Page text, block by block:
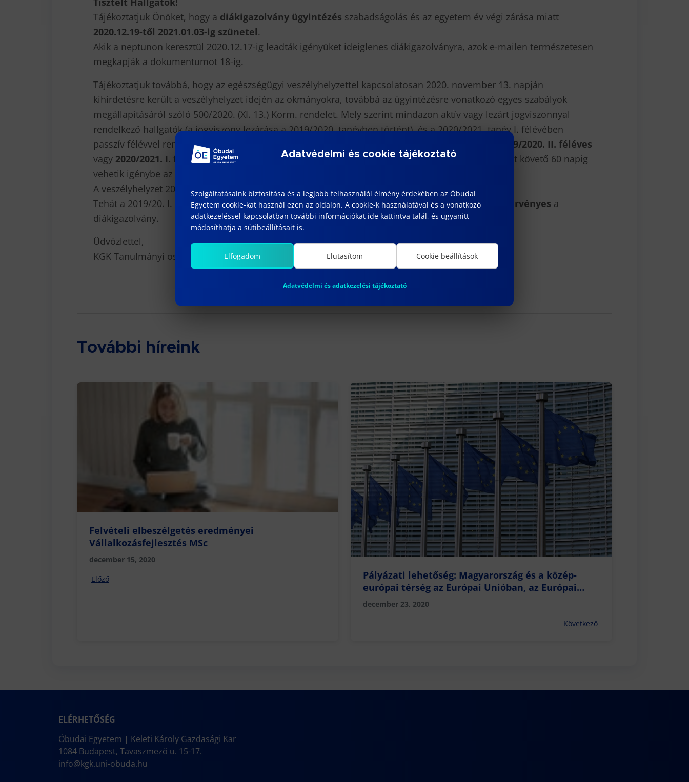
Tájékoztatjuk Önöket, hogy a diákigazolvány ügyintézés szabadságolás és az egyetem év végi zárása miatt
2020.12.19-től 2021.01.03-ig szünetel.
Akik a neptunon keresztül 2020.12.17-ig leadták igényüket ideiglenes diákigazolványra, azok e-mailen természetesen
megkapják a dokumentumot 18-ig.
Tájékoztatjuk továbbá, hogy az egészségügyi veszélyhelyzettel kapcsolatosan 2020. november 13. napján
kihirdetésre került a veszélyhelyzet idején az okmányokra, továbbá az ügyintézésre vonatkozó egyes szabályok
megállapításáról szóló 500/2020. (XI. 13.) Korm. rendelet. Mely szerint mindazon aktív vagy lezárt jogviszonnyal
rendelkező hallgatók (a jogviszony lezárása a 2019/2020. tanévben történt), és a 2020/2021. tanév I. félévében
passzív félévvel rendelkező hallgatók, akinek a diákigazolványára a
2019/2020. II. féléves
vagy 2020/2021. I. félévesérvényesítő matrica került felragasztásra, a veszélyhelyzet megszűnését követő 60 napig
vehetik igénybe az utazási kedvezményeket.
A veszélyhelyzet 2021. február 8-ig került meghosszabbításra.
Tehát a 2019/20. I. és II. féléves, valamint a 2020/2021. I. féléves matricákkal is2021. április 9-ig érvényes a
diákigazolvány.
Üdvözlettel,
KGK Tanulmányi osztály
További híreink
Felvételi elbeszélgetés eredményei
Vállalkozásfejlesztés MSc
december 15, 2020
Előző
Pályázati lehetőség: Magyarország és a közép-
európai térség az Európai Unióban, az Európai
Unió a világban címmel.
december 23, 2020
Következő
ELÉRHETŐSÉG
Óbudai Egyetem | Keleti Károly Gazdasági Kar
1084 Budapest, Tavaszmező u. 15-17.
info@kgk.uni-obuda.hu
Adatvédelmi és cookie tájékoztató
Szolgáltatásaink biztosítása és a legjobb felhasználói élmény érdekében az Óbudai
Egyetem cookie-kat használ ezen az oldalon. A cookie-k használatával és a vonatkozó
adatkezeléssel kapcsolatban további információkat ide kattintva talál, és ugyanitt
módosíthatja a sütibeállításait is.
Elfogadom Elutasítom Cookie beállítások
Adatvédelmi és adatkezelési tájékoztató